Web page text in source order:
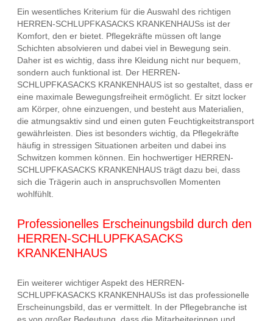
Ein wesentliches Kriterium für die Auswahl des richtigen
HERREN-SCHLUPFKASACKS KRANKENHAUSs ist der
Komfort, den er bietet. Pflegekräfte müssen oft lange
Schichten absolvieren und dabei viel in Bewegung sein.
Daher ist es wichtig, dass ihre Kleidung nicht nur bequem,
sondern auch funktional ist. Der HERREN-
SCHLUPFKASACKS KRANKENHAUS ist so gestaltet, dass er
eine maximale Bewegungsfreiheit ermöglicht. Er sitzt locker
am Körper, ohne einzuengen, und besteht aus Materialien,
die atmungsaktiv sind und einen guten Feuchtigkeitstransport
gewährleisten. Dies ist besonders wichtig, da Pflegekräfte
häufig in stressigen Situationen arbeiten und dabei ins
Schwitzen kommen können. Ein hochwertiger HERREN-
SCHLUPFKASACKS KRANKENHAUS trägt dazu bei, dass
sich die Trägerin auch in anspruchsvollen Momenten
wohlfühlt.
Professionelles Erscheinungsbild durch den
HERREN-SCHLUPFKASACKS
KRANKENHAUS
Ein weiterer wichtiger Aspekt des HERREN-
SCHLUPFKASACKS KRANKENHAUSs ist das professionelle
Erscheinungsbild, das er vermittelt. In der Pflegebranche ist
es von großer Bedeutung, dass die Mitarbeiterinnen und